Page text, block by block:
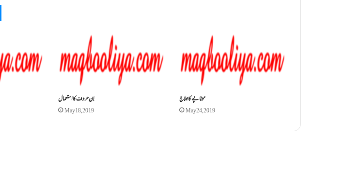
اِن حروف کا استعمال
May 18, 2019
موٹاپے کا عِلاج
May 24, 2019